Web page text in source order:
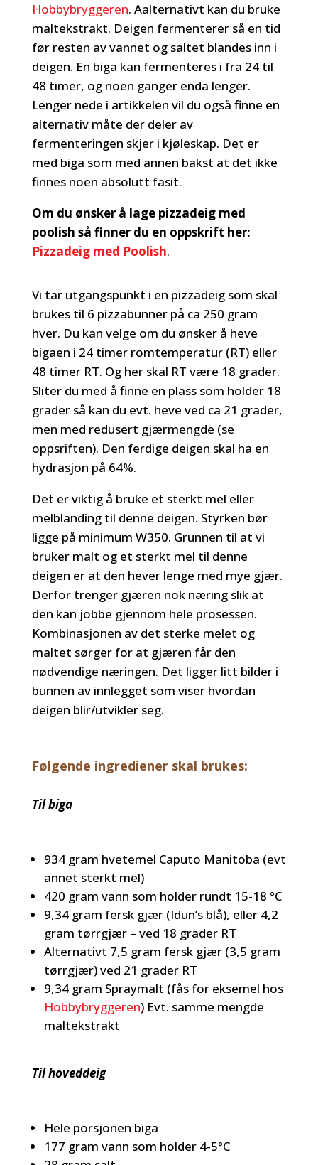
Hobbybryggeren. Aalternativt kan du bruke
maltekstrakt. Deigen fermenterer så en tid
før resten av vannet og saltet blandes inn i
deigen. En biga kan fermenteres i fra 24 til
48 timer, og noen ganger enda lenger.
Lenger nede i artikkelen vil du også finne en
alternativ måte der deler av
fermenteringen skjer i kjøleskap. Det er
med biga som med annen bakst at det ikke
finnes noen absolutt fasit.
Om du ønsker å lage pizzadeig med
poolish så finner du en oppskrift her:
Pizzadeig med Poolish.
Vi tar utgangspunkt i en pizzadeig som skal
brukes til 6 pizzabunner på ca 250 gram
hver. Du kan velge om du ønsker å heve
bigaen i 24 timer romtemperatur (RT) eller
48 timer RT. Og her skal RT være 18 grader.
Sliter du med å finne en plass som holder 18
grader så kan du evt. heve ved ca 21 grader,
men med redusert gjærmengde (se
oppsriften). Den ferdige deigen skal ha en
hydrasjon på 64%.
Det er viktig å bruke et sterkt mel eller
melblanding til denne deigen. Styrken bør
ligge på minimum W350. Grunnen til at vi
bruker malt og et sterkt mel til denne
deigen er at den hever lenge med mye gjær.
Derfor trenger gjæren nok næring slik at
den kan jobbe gjennom hele prosessen.
Kombinasjonen av det sterke melet og
maltet sørger for at gjæren får den
nødvendige næringen. Det ligger litt bilder i
bunnen av innlegget som viser hvordan
deigen blir/utvikler seg.
Følgende ingrediener skal brukes:
Til biga
934 gram hvetemel Caputo Manitoba (evt
annet sterkt mel)
420 gram vann som holder rundt 15-18 °C
9,34 gram fersk gjær (Idun’s blå), eller 4,2
gram tørrgjær – ved 18 grader RT
Alternativt 7,5 gram fersk gjær (3,5 gram
tørrgjær) ved 21 grader RT
9,34 gram Spraymalt (fås for eksemel hos
Hobbybryggeren) Evt. samme mengde
maltekstrakt
Til hoveddeig
Hele porsjonen biga
177 gram vann som holder 4-5°C